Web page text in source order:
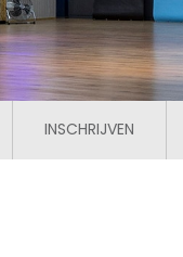
INSCHRIJVEN